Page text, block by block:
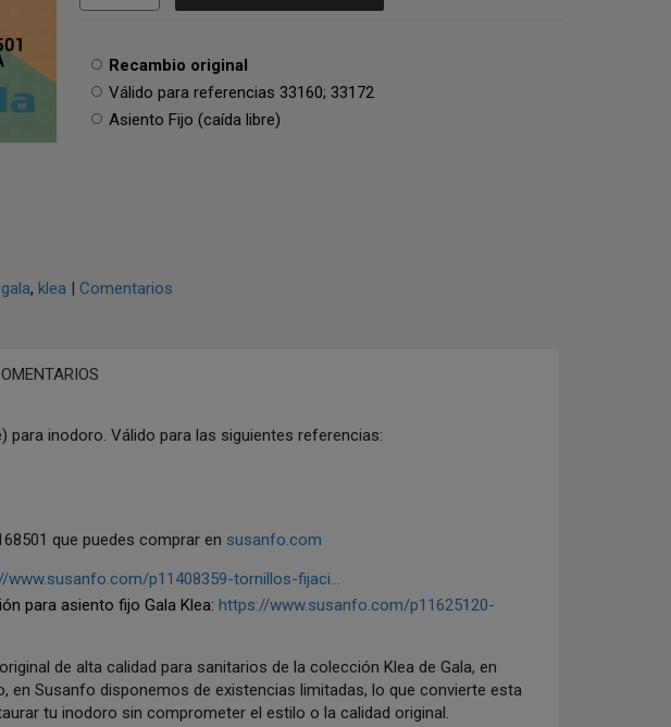
Recambio original
Válido para referencias 33160; 33172
Asiento Fijo (caída libre)
gala klea | Comentarios
para inodoro. Válido para las siguientes referencias:
que puedes comprar en susanfo.com
www.susanfo.com/p11408359-tornillos-fijaci...
para asiento fijo Gala Klea:https://www.susanfo.com/p11625120-
de alta calidad para sanitarios de la colección Klea de Gala, en
en Susanfo disponemos de existencias limitadas, lo que convierte esta
tu inodoro sin comprometer el estilo o la calidad original.